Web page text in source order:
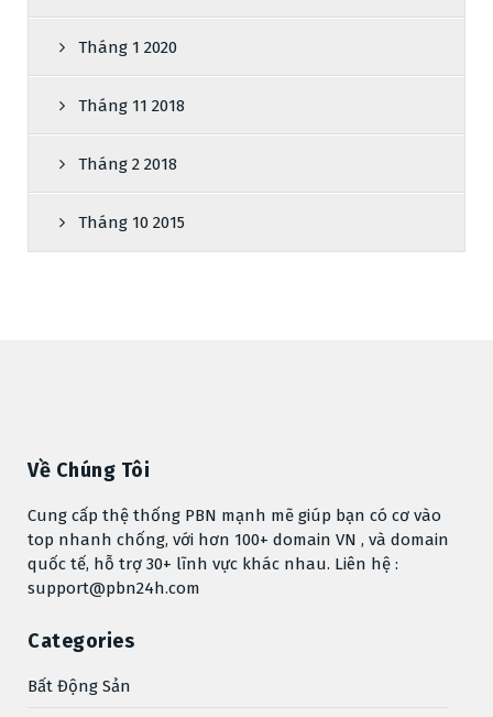
Tháng 1 2020
Tháng 11 2018
Tháng 2 2018
Tháng 10 2015
Về Chúng Tôi
Cung cấp thệ thống PBN mạnh mẽ giúp bạn có cơ vào
top nhanh chống, với hơn 100+ domain VN , và domain
quốc tế, hỗ trợ 30+ lĩnh vực khác nhau. Liên hệ :
support@pbn24h.com
Categories
Bất Động Sản